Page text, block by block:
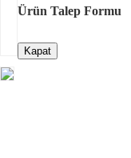
Ürün Talep Formu
Kapat